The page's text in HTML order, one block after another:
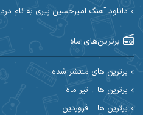
احسان آیینفر
احسان امیدوار
احسان حیدری
احسان رمضانی
دانلود آهنگ امیرحسین پیری به نام درد
برترین‌های ماه
برترین های منتشر شده
برترین ها – تیر ماه
برترین ها – فروردین